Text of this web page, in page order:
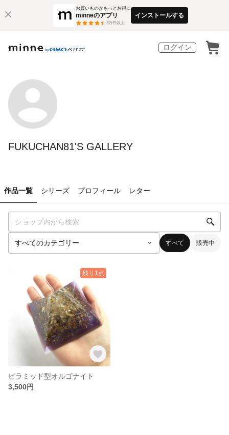
お買いものがもっとお得に
minneのアプリ
3万件以上
インストールする
ログイン
FUKUCHAN81'S GALLERY
作品一覧 シリーズ プロフィール レター
すべて 販売中
残り1点
ピラミッド型オルゴナイト
3,500円